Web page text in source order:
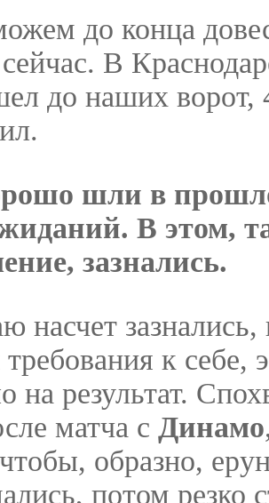
до конца
В
до наших ворот,
шли в
В этом,
зазнались.
насчет
к себе,
на результат.
матча с Динамо
образно,
потом резко